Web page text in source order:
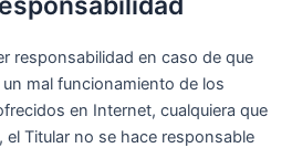
responsabilidad en caso de que
mal funcionamiento de los
en Internet, cualquiera que
el Titular no se hace responsable